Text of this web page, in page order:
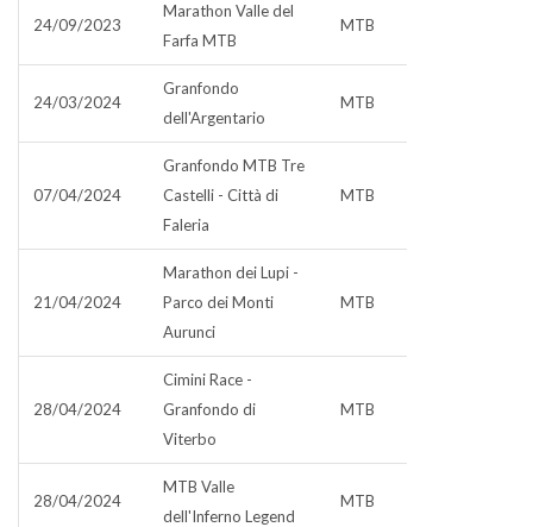
24/09/2023
Marathon Valle del
Farfa MTB
MTB
24/03/2024
Granfondo
dell'Argentario
MTB
07/04/2024
Granfondo MTB Tre
Castelli - Città di
Faleria
MTB
21/04/2024
Marathon dei Lupi -
Parco dei Monti
Aurunci
MTB
28/04/2024
Cimini Race -
Granfondo di
Viterbo
MTB
28/04/2024
MTB Valle
dell'Inferno Legend
MTB